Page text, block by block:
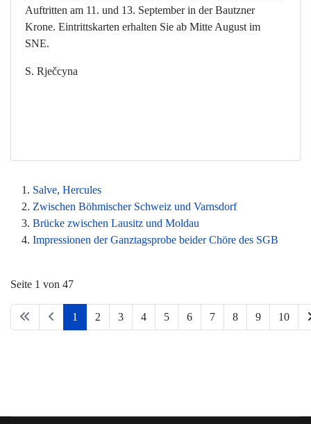
Auftritten am 11. und 13. September in der Bautzner
Krone. Eintrittskarten erhalten Sie ab Mitte August im
SNE.
S. Rječcyna
Salve, Hercules
Zwischen Böhmischer Schweiz und Varnsdorf
Brücke zwischen Lausitz und Moldau
Impressionen der Ganztagsprobe beider Chöre des SGB
Seite 1 von 47
1 2 3 4 5 6 7 8 9 10